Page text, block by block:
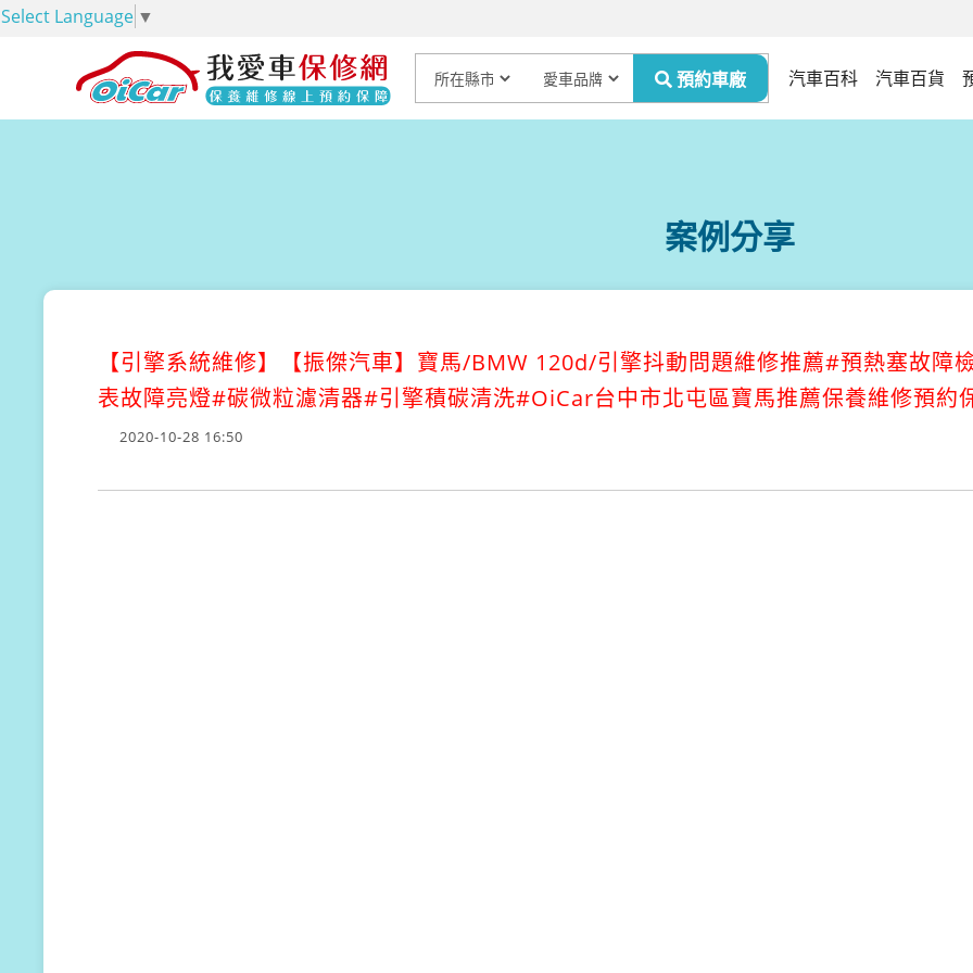
Select Language ▼
汽車百科 汽車百貨
案例分享
【引擎系統維修】
【振傑汽車】寶馬/BMW 120d/引擎抖動問題維修推薦#預熱塞故障
表故障亮燈#碳微粒濾清器#引擎積碳清洗#OiCar台中市北屯區寶馬推薦保養維修預約
2020-10-28 16:50